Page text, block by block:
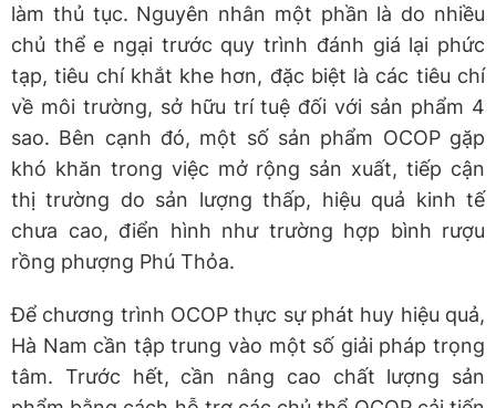
làm thủ tục. Nguyên nhân một phần là do nhiều
chủ thể e ngại trước quy trình đánh giá lại phức
tạp, tiêu chí khắt khe hơn, đặc biệt là các tiêu chí
về môi trường, sở hữu trí tuệ đối với sản phẩm 4
sao. Bên cạnh đó, một số sản phẩm OCOP gặp
khó khăn trong việc mở rộng sản xuất, tiếp cận
thị trường do sản lượng thấp, hiệu quả kinh tế
chưa cao, điển hình như trường hợp bình rượu
rồng phượng Phú Thỏa.
Để chương trình OCOP thực sự phát huy hiệu quả,
Hà Nam cần tập trung vào một số giải pháp trọng
tâm. Trước hết, cần nâng cao chất lượng sản